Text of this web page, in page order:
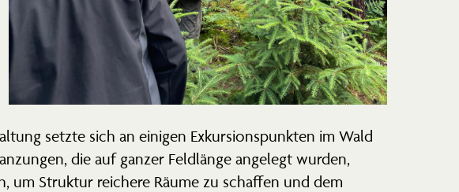
setzte sich an einigen Exkur­si­ons­punkten im Wald
die auf ganzer Feldlänge angelegt wurden,
um Struktur reichere Räume zu schaffen und dem